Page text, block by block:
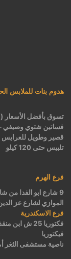
هدوم بنات للملابس
تسوق بأفضل الأسعار (
فساتين شتوي وصيفي –
قصير وطويل للعرايس
تلبيس حتى 120 كيلو
فرع الهرم
9 شارع ابو الفدا من
الموازي لشارع عز
فرع الاسكندرية
فكتوريا 25
فيكتوريا
ناصية مستشفى الثغر